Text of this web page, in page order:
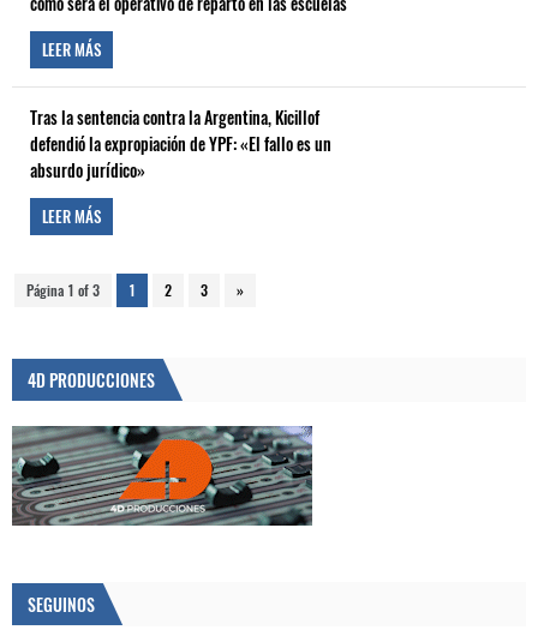
LEER MÁS
Tras la sentencia contra la Argentina, Kicillof
defendió la expropiación de YPF: «El fallo es un
absurdo jurídico»
LEER MÁS
Página 1 of 3 1 2 3 »
4D PRODUCCIONES
SEGUINOS